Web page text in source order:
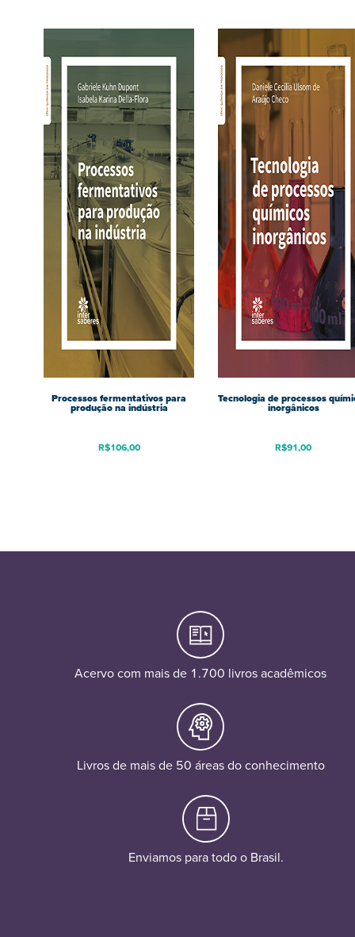
Processos fermentativos para
produção na indústria
R$106,00
Tecnologia de processos
inorgânicos
R$91,00
Acervo com mais de 1.700 livros acadêmicos
Livros de mais de 50 áreas do conhecimento
Enviamos para todo o Brasil.